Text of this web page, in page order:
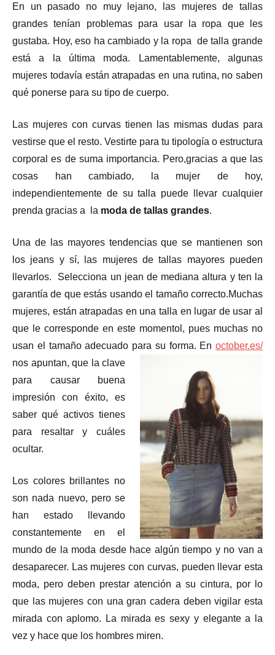
En un pasado no muy lejano, las mujeres de tallas
grandes tenían problemas para usar la ropa que les
gustaba. Hoy, eso ha cambiado y la ropa de talla grande
está a la última moda. Lamentablemente, algunas
mujeres todavía están atrapadas en una rutina, no saben
qué ponerse para su tipo de cuerpo.
Las mujeres con curvas tienen las mismas dudas para
vestirse que el resto. Vestirte para tu tipología o estructura
corporal es de suma importancia. Pero,gracias a que las
cosas han cambiado, la mujer de hoy,
independientemente de su talla puede llevar cualquier
prenda gracias a la moda de tallas grandes.
Una de las mayores tendencias que se mantienen son
los jeans y sí, las mujeres de tallas mayores pueden
llevarlos. Selecciona un jean de mediana altura y ten la
garantía de que estás usando el tamaño correcto.Muchas
mujeres, están atrapadas en una talla en lugar de usar al
que le corresponde en este momentol, pues muchas no
usan el tamaño adecuado para su forma. En october.es/
nos apuntan, que la clave
para causar buena
impresión con éxito, es
saber qué activos tienes
para resaltar y cuáles
ocultar.
Los colores brillantes no
son nada nuevo, pero se
han estado llevando
constantemente en el
mundo de la moda desde hace algún tiempo y no van a
desaparecer. Las mujeres con curvas, pueden llevar esta
moda, pero deben prestar atención a su cintura, por lo
que las mujeres con una gran cadera deben vigilar esta
mirada con aplomo. La mirada es sexy y elegante a la
vez y hace que los hombres miren.